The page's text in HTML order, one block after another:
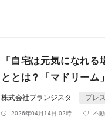
「自宅は元気になれ
ととは？「マドリーム
株式会社ブランジスタ プレ
2026年04月14日 02時 不